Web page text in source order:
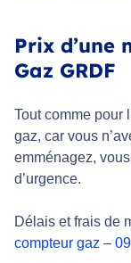
Prix d’une
Gaz GRDF
Tout comme pour
gaz, car vous
emménagez,
d’urgence.
Délais et frais de
compteur gaz –